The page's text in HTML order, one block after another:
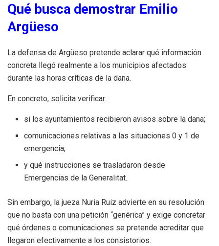
Qué busca demostrar Emilio
Argüeso
La defensa de Argüeso pretende aclarar qué información
concreta llegó realmente a los municipios afectados
durante las horas críticas de la dana.
En concreto, solicita verificar:
si los ayuntamientos recibieron avisos sobre la dana;
comunicaciones relativas a las situaciones 0 y 1 de
emergencia;
y qué instrucciones se trasladaron desde
Emergencias de la Generalitat.
Sin embargo, la jueza Nuria Ruiz advierte en su resolución
que no basta con una petición “genérica” y exige concretar
qué órdenes o comunicaciones se pretende acreditar que
llegaron efectivamente a los consistorios.